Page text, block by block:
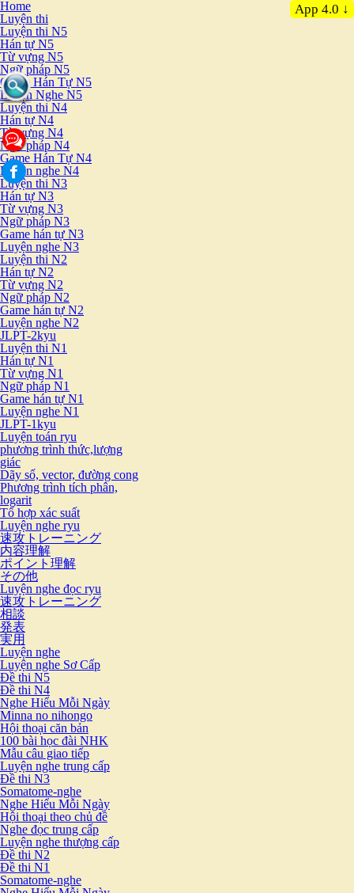
Home
Luyện thi
Luyện thi N5
Hán tự N5
Từ vựng N5
Ngữ pháp N5
Game Hán Tự N5
Luyện Nghe N5
Luyện thi N4
Hán tự N4
Từ vựng N4
Ngữ pháp N4
Game Hán Tự N4
Luyện nghe N4
Luyện thi N3
Hán tự N3
Từ vựng N3
Ngữ pháp N3
Game hán tự N3
Luyện nghe N3
Luyện thi N2
Hán tự N2
Từ vựng N2
Ngữ pháp N2
Game hán tự N2
Luyện nghe N2
JLPT-2kyu
Luyện thi N1
Hán tự N1
Từ vựng N1
Ngữ pháp N1
Game hán tự N1
Luyện nghe N1
JLPT-1kyu
Luyện toán ryu
phương trình thức,lượng
giác
Dãy số, vector, đường cong
Phương trình tích phân,
logarit
Tổ hợp xác suất
Luyện nghe ryu
速攻トレーニング
内容理解
ポイント理解
その他
Luyện nghe đọc ryu
速攻トレーニング
相談
発表
実用
Luyện nghe
Luyện nghe Sơ Cấp
Đề thi N5
Đề thi N4
Nghe Hiểu Mỗi Ngày
Minna no nihongo
Hội thoại căn bản
100 bài học đài NHK
Mẫu câu giao tiếp
Luyện nghe trung cấp
Đề thi N3
Somatome-nghe
Nghe Hiểu Mỗi Ngày
Hội thoại theo chủ đề
Nghe đọc trung cấp
Luyện nghe thượng cấp
Đề thi N2
Đề thi N1
Somatome-nghe
App 4.0 ↓